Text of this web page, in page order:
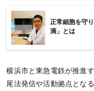
正常細胞を守
滴」とは
横浜市と東急電鉄が推進
尾法発信や活動拠点とな